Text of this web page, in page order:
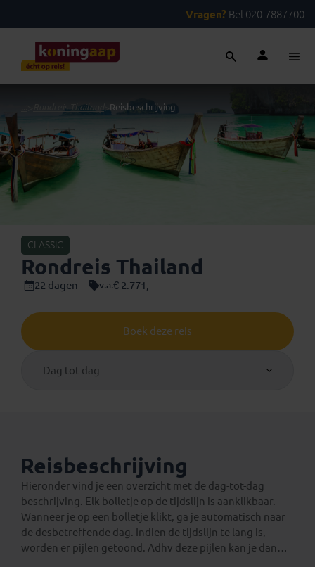
Vragen? Bel 020-7887700
Rondreis Thailand >Reisbeschrijving
CLASSIC
Rondreis Thailand
22 dagen v.a.€ 2.771,-
Boek deze reis
Dag tot dag
Reisbeschrijving
Hieronder vind je een overzicht met de dag-tot-dag
beschrijving. Elk bolletje op de tijdslijn is aanklikbaar.
Wanneer je op een bolletje klikt, ga je automatisch naar
de desbetreffende dag. Indien de tijdslijn te lang is,
worden er pijlen getoond. Adhv deze pijlen kan je dan